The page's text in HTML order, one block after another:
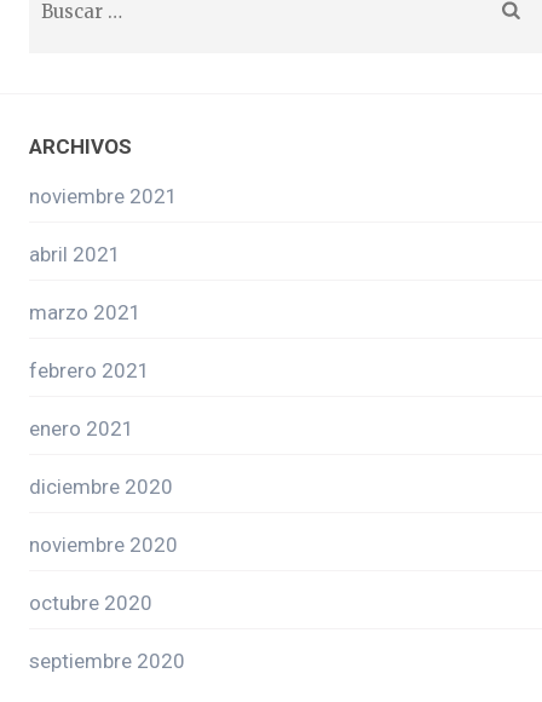
ARCHIVOS
noviembre 2021
abril 2021
marzo 2021
febrero 2021
enero 2021
diciembre 2020
noviembre 2020
octubre 2020
septiembre 2020